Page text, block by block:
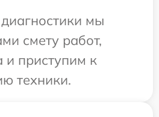
мы
смету работ,
и приступим к
техники.